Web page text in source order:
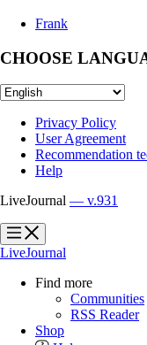
Frank
CHOOSE
Privacy Policy
User Agreement
Recommendation
Help
LiveJournal — v.931
?
?
LiveJournal
Find more
Communities
RSS Reader
Shop